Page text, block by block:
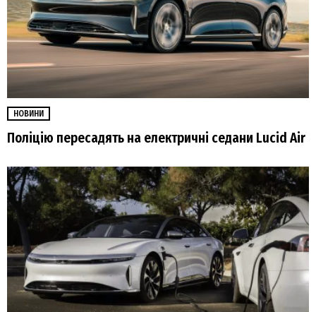
НОВИНИ
Поліцію пересадять на електричні седани Lucid Air